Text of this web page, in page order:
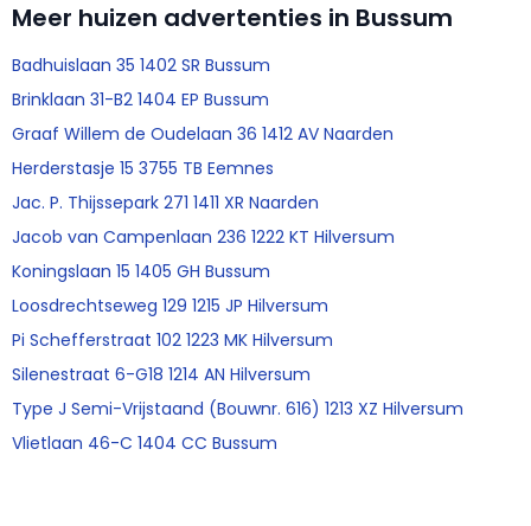
Meer huizen advertenties in Bussum
Badhuislaan 35 1402 SR Bussum
Brinklaan 31-B2 1404 EP Bussum
Graaf Willem de Oudelaan 36 1412 AV Naarden
Herderstasje 15 3755 TB Eemnes
Jac. P. Thijssepark 271 1411 XR Naarden
Jacob van Campenlaan 236 1222 KT Hilversum
Koningslaan 15 1405 GH Bussum
Loosdrechtseweg 129 1215 JP Hilversum
Pi Schefferstraat 102 1223 MK Hilversum
Silenestraat 6-G18 1214 AN Hilversum
Type J Semi-Vrijstaand (Bouwnr. 616) 1213 XZ Hilversum
Vlietlaan 46-C 1404 CC Bussum